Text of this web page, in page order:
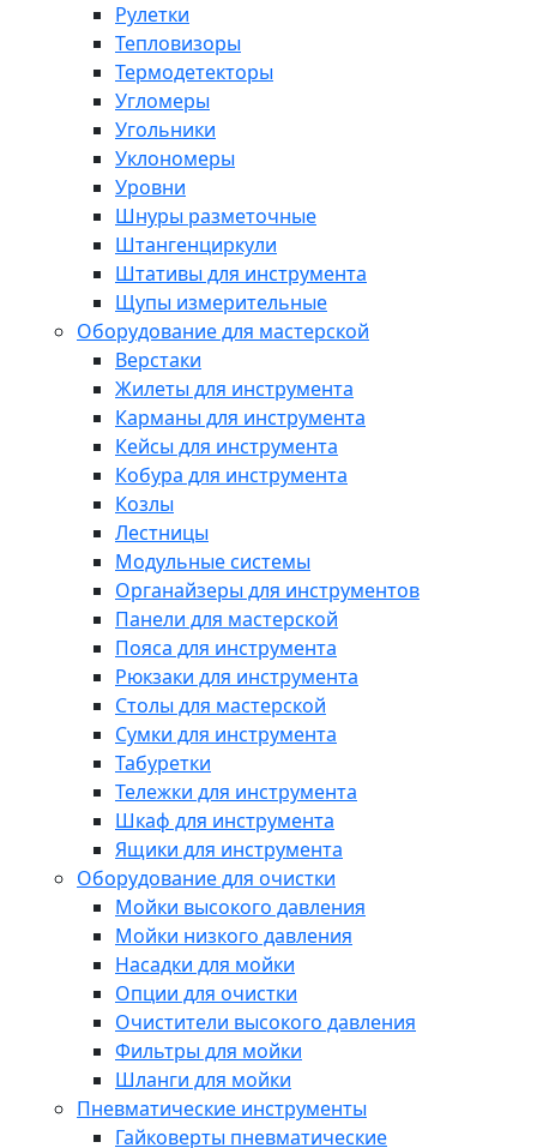
Рулетки
Тепловизоры
Термодетекторы
Угломеры
Угольники
Уклономеры
Уровни
Шнуры разметочные
Штангенциркули
Штативы для инструмента
Щупы измерительные
Оборудование для мастерской
Верстаки
Жилеты для инструмента
Карманы для инструмента
Кейсы для инструмента
Кобура для инструмента
Козлы
Лестницы
Модульные системы
Органайзеры для инструментов
Панели для мастерской
Пояса для инструмента
Рюкзаки для инструмента
Столы для мастерской
Сумки для инструмента
Табуретки
Тележки для инструмента
Шкаф для инструмента
Ящики для инструмента
Оборудование для очистки
Мойки высокого давления
Мойки низкого давления
Насадки для мойки
Опции для очистки
Очистители высокого давления
Фильтры для мойки
Шланги для мойки
Пневматические инструменты
Гайковерты пневматические